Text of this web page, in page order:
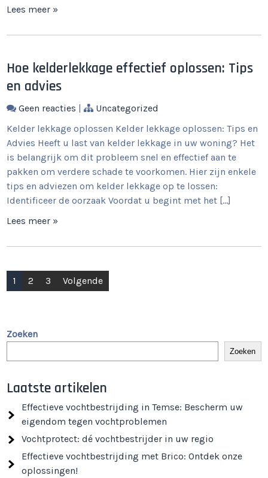
Lees meer »
Hoe kelderlekkage effectief oplossen: Tips
en advies
Geen reacties |
Uncategorized
Kelder lekkage oplossen Kelder lekkage oplossen: Tips en
Advies Heeft u last van kelder lekkage in uw woning? Het
is belangrijk om dit probleem snel en effectief aan te
pakken om verdere schade te voorkomen. Hier zijn enkele
tips en adviezen om kelder lekkage op te lossen:
Identificeer de oorzaak Voordat u begint met het […]
Lees meer »
Berichtnavigatie
1 2 3 Volgende
Zoeken
Zoeken
Laatste artikelen
Effectieve vochtbestrijding in Temse: Bescherm uw
eigendom tegen vochtproblemen
Vochtprotect: dé vochtbestrijder in uw regio
Effectieve vochtbestrijding met Brico: Ontdek onze
oplossingen!